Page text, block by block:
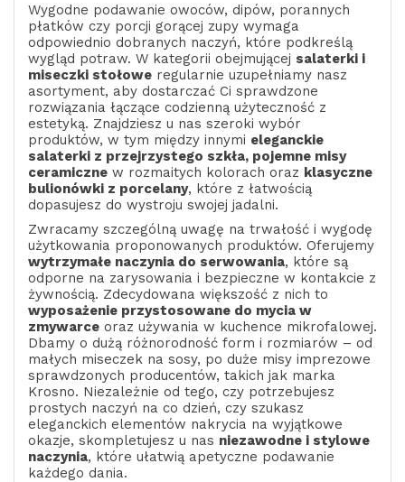
Wygodne podawanie owoców, dipów, porannych
płatków czy porcji gorącej zupy wymaga
odpowiednio dobranych naczyń, które podkreślą
wygląd potraw. W kategorii obejmującej salaterki i
miseczki stołowe regularnie uzupełniamy nasz
asortyment, aby dostarczać Ci sprawdzone
rozwiązania łączące codzienną użyteczność z
estetyką. Znajdziesz u nas szeroki wybór
produktów, w tym między innymi eleganckie
salaterki z przejrzystego szkła, pojemne misy
ceramiczne w rozmaitych kolorach oraz klasyczne
bulionówki z porcelany, które z łatwością
dopasujesz do wystroju swojej jadalni.
Zwracamy szczególną uwagę na trwałość i wygodę
użytkowania proponowanych produktów. Oferujemy
wytrzymałe naczynia do serwowania, które są
odporne na zarysowania i bezpieczne w kontakcie z
żywnością. Zdecydowana większość z nich to
wyposażenie przystosowane do mycia w
zmywarce oraz używania w kuchence mikrofalowej.
Dbamy o dużą różnorodność form i rozmiarów – od
małych miseczek na sosy, po duże misy imprezowe
sprawdzonych producentów, takich jak marka
Krosno. Niezależnie od tego, czy potrzebujesz
prostych naczyń na co dzień, czy szukasz
eleganckich elementów nakrycia na wyjątkowe
okazje, skompletujesz u nas niezawodne i stylowe
naczynia, które ułatwią apetyczne podawanie
każdego dania.